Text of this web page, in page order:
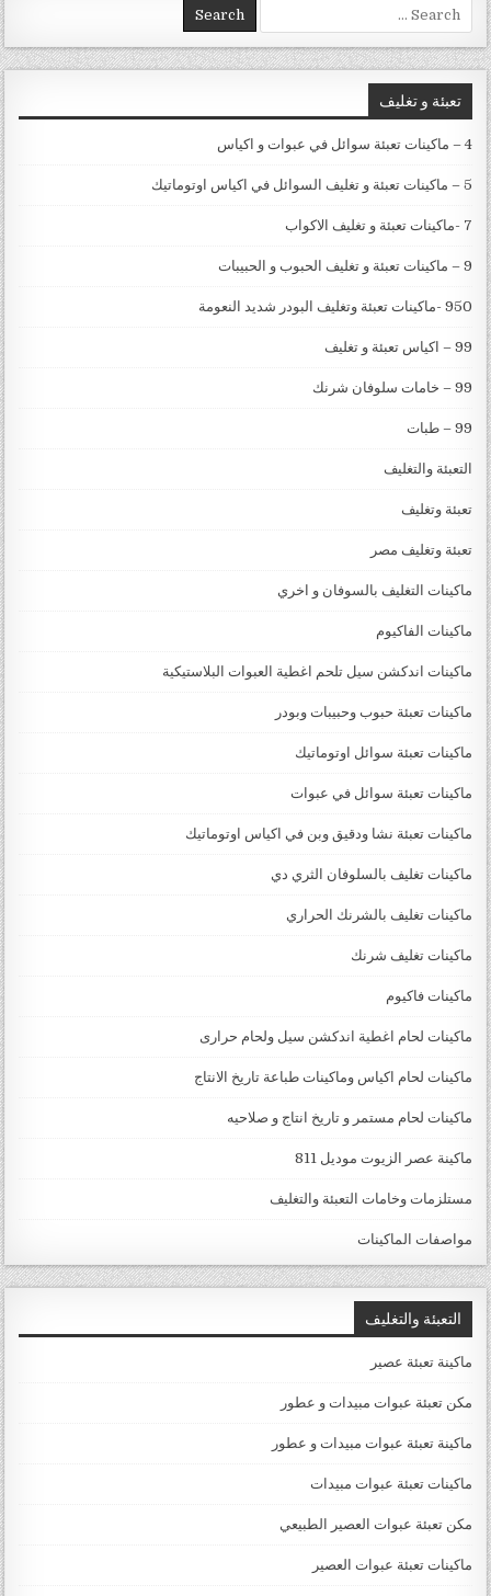
Search for:
تعبئة و تغليف
4 – ماكينات تعبئة سوائل في عبوات و اكياس
5 – ماكينات تعبئة و تغليف السوائل في اكياس اوتوماتيك
7 -ماكينات تعبئة و تغليف الاكواب
9 – ماكينات تعبئة و تغليف الحبوب و الحبيبات
950 -ماكينات تعبئة وتغليف البودر شديد النعومة
99 – اكياس تعبئة و تغليف
99 – خامات سلوفان شرنك
99 – طبات
التعبئة والتغليف
تعبئة وتغليف
تعبئة وتغليف مصر
ماكينات التغليف بالسوفان و اخري
ماكينات الفاكيوم
ماكينات اندكشن سيل تلحم اغطية العبوات البلاستيكية
ماكينات تعبئة حبوب وحبيبات وبودر
ماكينات تعبئة سوائل اوتوماتيك
ماكينات تعبئة سوائل في عبوات
ماكينات تعبئة نشا ودقيق وبن في اكياس اوتوماتيك
ماكينات تغليف بالسلوفان الثري دي
ماكينات تغليف بالشرنك الحراري
ماكينات تغليف شرنك
ماكينات فاكيوم
ماكينات لحام اغطية اندكشن سيل ولحام حرارى
ماكينات لحام اكياس وماكينات طباعة تاريخ الانتاج
ماكينات لحام مستمر و تاريخ انتاج و صلاحيه
ماكينة عصر الزيوت موديل 811
مستلزمات وخامات التعبئة والتغليف
مواصفات الماكينات
التعبئة والتغليف
ماكينة تعبئة عصير
مكن تعبئة عبوات مبيدات و عطور
ماكينة تعبئة عبوات مبيدات و عطور
ماكينات تعبئة عبوات مبيدات
مكن تعبئة عبوات العصير الطبيعي
ماكينات تعبئة عبوات العصير